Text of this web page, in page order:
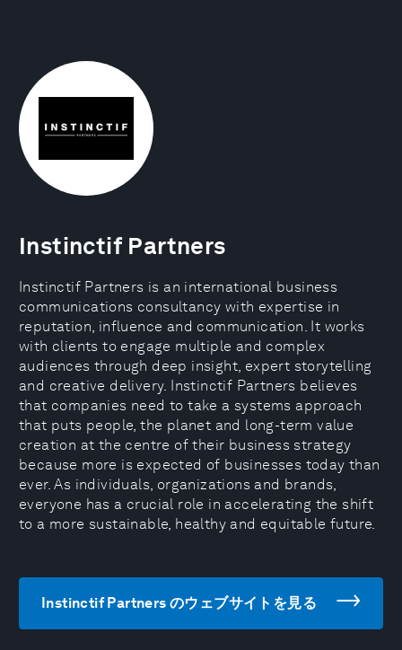
Instinctif Partners
Instinctif Partners is an international business
communications consultancy with expertise in
reputation, influence and communication. It works
with clients to engage multiple and complex
audiences through deep insight, expert storytelling
and creative delivery. Instinctif Partners believes
that companies need to take a systems approach
that puts people, the planet and long-term value
creation at the centre of their business strategy
because more is expected of businesses today than
ever. As individuals, organizations and brands,
everyone has a crucial role in accelerating the shift
to a more sustainable, healthy and equitable future.
Instinctif Partners のウェブサイトを見る